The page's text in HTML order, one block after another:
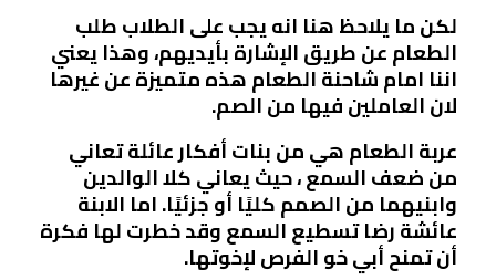
لكن ما يلاحظ هنا انه يجب على الطلاب طلب
الطعام عن طريق الإشارة بأيديهم، وهذا يعني
اننا امام شاحنة الطعام هذه متميزة عن غيرها
لان العاملين فيها من الصم.
عربة الطعام هي من بنات أفكار عائلة تعاني
من ضعف السمع ، حيث يعاني كلا الوالدين
وابنيهما من الصمم كليًا أو جزئيًا. اما الابنة
عائشة رضا تسطيع السمع وقد خطرت لها فكرة
أن تمنح أبي خو الفرص لإخوتها.